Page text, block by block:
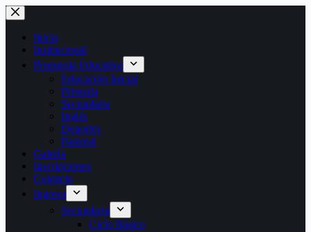
Saltar
al
contenido
Inicio
Institucional
Propuesta Educativa
Educación Inicial
Primaria
Secundaria
Inglés
Deportes
Pastoral
Galería
Inscripciones
Contacto
Ingreso
Secundaria
Ciclo Básico